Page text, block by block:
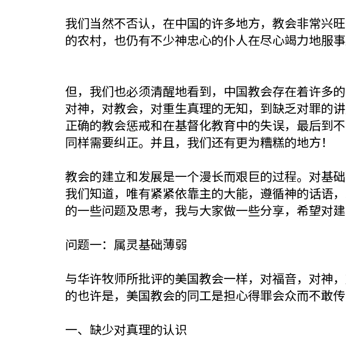
我们当然不否认，在中国的许多地方，教会非常兴
的农村，也仍有不少神忠心的仆人在尽心竭力地服
但，我们也必须清醒地看到，中国教会存在着许多
对神，对教会，对重生真理的无知，到缺乏对罪的
正确的教会惩戒和在基督化教育中的失误，最后到
同样需要纠正。并且，我们还有更为糟糕的地方！
教会的建立和发展是一个漫长而艰巨的过程。对基
我们知道，唯有紧紧依靠主的大能，遵循神的话语
的一些问题及思考，我与大家做一些分享，希望对
问题一：属灵基础薄弱
与华许牧师所批评的美国教会一样，对福音，对神
的也许是，美国教会的同工是担心得罪会众而不敢
一、缺少对真理的认识